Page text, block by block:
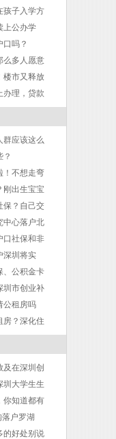
孩子入学方
上公办学
吗？
么多人愿意
楼市又释放
办理，贷款
群应该这么
？
！不想走弯
刚出生宝宝
保？自己交
中心落户北
口社保和非
！
深圳将实
、公积金卡
圳市创业补
公租房吗
房？深化住
在深圳创
圳大学生生
你知道都有
落户罗湖
的好处别说